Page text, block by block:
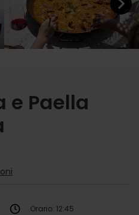
e Paella
Orario: 12:45